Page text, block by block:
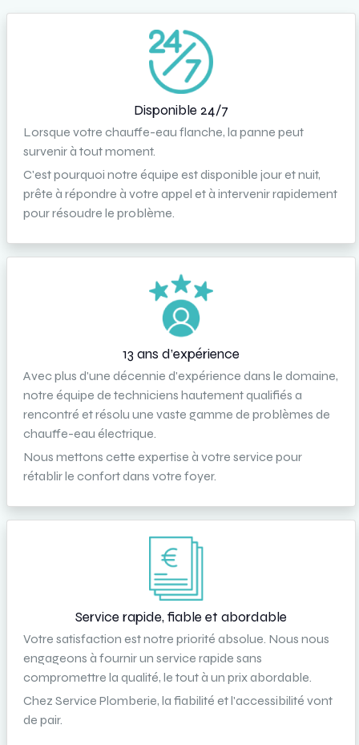
Disponible 24/7
Lorsque votre chauffe-eau flanche, la panne peut
survenir à tout moment.
C'est pourquoi notre équipe est disponible jour et nuit,
prête à répondre à votre appel et à intervenir rapidement
pour résoudre le problème.
13 ans d’expérience
Avec plus d'une décennie d'expérience dans le domaine,
notre équipe de techniciens hautement qualifiés a
rencontré et résolu une vaste gamme de problèmes de
chauffe-eau électrique.
Nous mettons cette expertise à votre service pour
rétablir le confort dans votre foyer.
Service rapide, fiable et abordable
Votre satisfaction est notre priorité absolue. Nous nous
engageons à fournir un service rapide sans
compromettre la qualité, le tout à un prix abordable.
Chez Service Plomberie, la fiabilité et l'accessibilité vont
de pair.